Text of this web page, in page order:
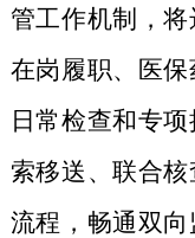
管工作机制，
在岗履职、医
日常检查和专
索移送、联合
流程，畅通双